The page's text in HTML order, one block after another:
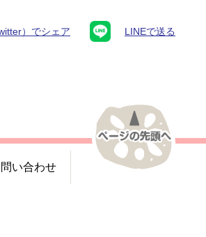
）でシェア LINEで送る
い合わせ